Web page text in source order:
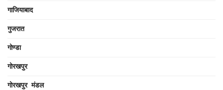
गाजियाबाद
गुजरात
गोण्डा
गोरखपुर
गोरखपुर मंडल